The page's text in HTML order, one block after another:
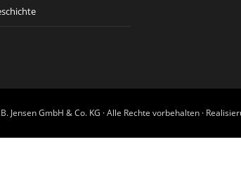
Jensen GmbH & Co. KG · Alle Rechte vorbehalten ·